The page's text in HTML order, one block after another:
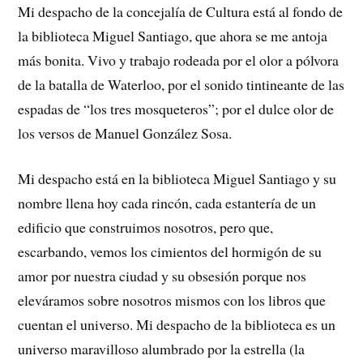
Mi despacho de la concejalía de Cultura está al fondo de
la biblioteca Miguel Santiago, que ahora se me antoja
más bonita. Vivo y trabajo rodeada por el olor a pólvora
de la batalla de Waterloo, por el sonido tintineante de las
espadas de “los tres mosqueteros”; por el dulce olor de
los versos de Manuel González Sosa.
Mi despacho está en la biblioteca Miguel Santiago y su
nombre llena hoy cada rincón, cada estantería de un
edificio que construimos nosotros, pero que,
escarbando, vemos los cimientos del hormigón de su
amor por nuestra ciudad y su obsesión porque nos
eleváramos sobre nosotros mismos con los libros que
cuentan el universo. Mi despacho de la biblioteca es un
universo maravilloso alumbrado por la estrella (la